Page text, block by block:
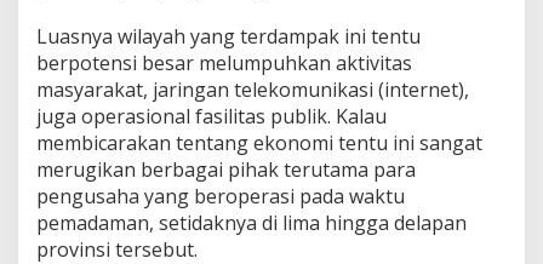
Luasnya wilayah yang terdampak ini tentu
berpotensi besar melumpuhkan aktivitas
masyarakat, jaringan telekomunikasi (internet),
juga operasional fasilitas publik. Kalau
membicarakan tentang ekonomi tentu ini sangat
merugikan berbagai pihak terutama para
pengusaha yang beroperasi pada waktu
pemadaman, setidaknya di lima hingga delapan
provinsi tersebut.